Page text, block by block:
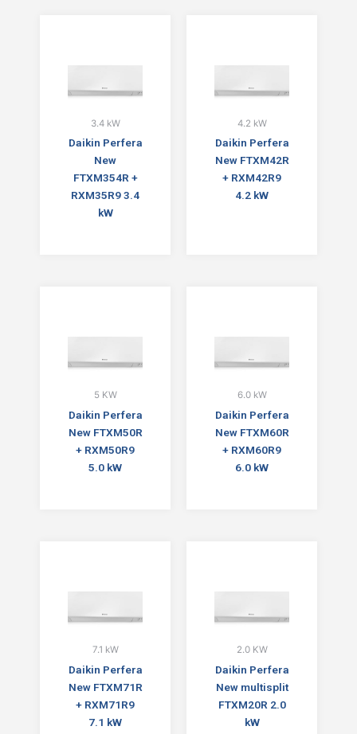
3.4 kW
Daikin Perfera
New
FTXM354R +
RXM35R9 3.4
kW
4.2 kW
Daikin Perfera
New FTXM42R
+ RXM42R9
4.2 kW
5 KW
Daikin Perfera
New FTXM50R
+ RXM50R9
5.0 kW
6.0 kW
Daikin Perfera
New FTXM60R
+ RXM60R9
6.0 kW
7.1 kW
Daikin Perfera
New FTXM71R
+ RXM71R9
7.1 kW
2.0 KW
Daikin Perfera
New multisplit
FTXM20R 2.0
kW